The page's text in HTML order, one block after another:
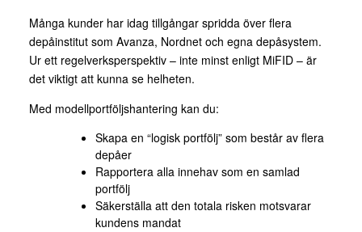
Många kunder har idag tillgångar spridda över flera
depåinstitut som Avanza, Nordnet och egna depåsystem.
Ur ett regelverksperspektiv – inte minst enligt MiFID – är
det viktigt att kunna se helheten.
Med modellportföljshantering kan du:
Skapa en “logisk portfölj” som består av flera
depåer
Rapportera alla innehav som en samlad
portfölj
Säkerställa att den totala risken motsvarar
kundens mandat